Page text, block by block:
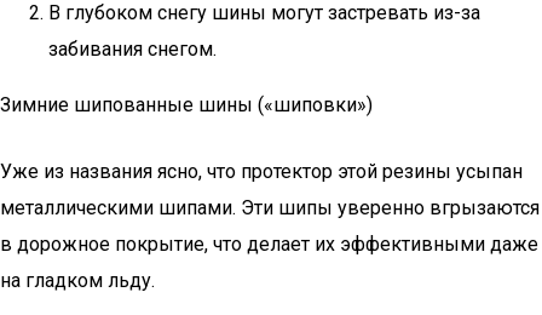
В глубоком снегу шины могут застревать из-за
забивания снегом.
Зимние шипованные шины («шиповки»)
Уже из названия ясно, что протектор этой резины усыпан
металлическими шипами. Эти шипы уверенно вгрызаются
в дорожное покрытие, что делает их эффективными даже
на гладком льду.